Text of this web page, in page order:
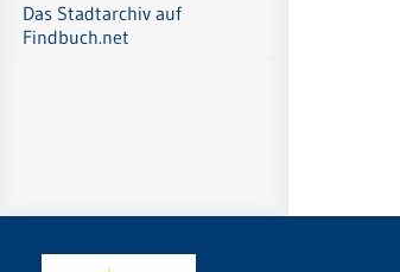
Das Stadtarchiv auf
Findbuch.net